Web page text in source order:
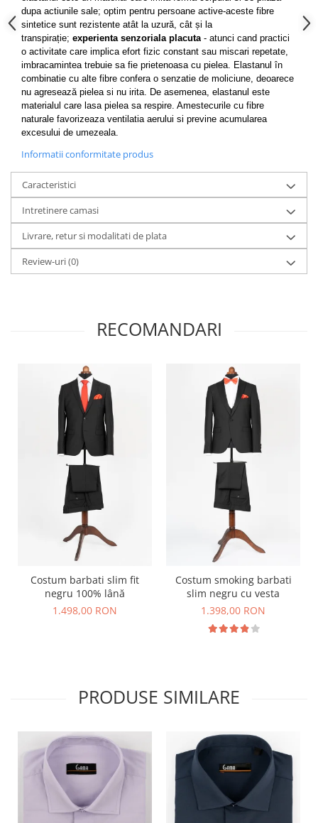
dupa actiunile sale; optim pentru persoane active-aceste fibre
sintetice sunt rezistente atât la uzură, cât și la
transpirație; experienta senzoriala placuta - atunci cand practici
o activitate care implica efort fizic constant sau miscari repetate,
imbracamintea trebuie sa fie prietenoasa cu pielea. Elastanul în
combinatie cu alte fibre confera o senzatie de moliciune, deoarece
nu agresează pielea si nu irita. De asemenea, elastanul este
materialul care lasa pielea sa respire. Amestecurile cu fibre
naturale favorizeaza ventilatia aerului si previne acumularea
excesului de umezeala.
Informatii conformitate produs
Caracteristici
Intretinere camasi
Livrare, retur si modalitati de plata
Review-uri(0)
RECOMANDARI
Costum barbati slim fit
negru 100% lână
1.498,00 RON
Costum smoking barbati
slim negru cu vesta
1.398,00 RON
PRODUSE SIMILARE